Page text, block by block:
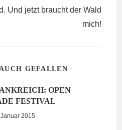
Und jetzt braucht der Wald
mich!
GEFALLEN
OPEN
FESTIVAL
2015